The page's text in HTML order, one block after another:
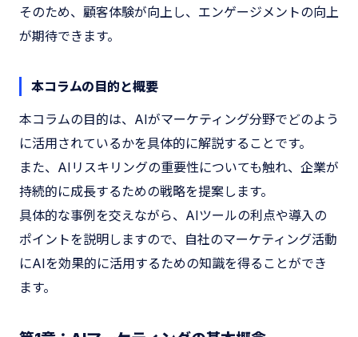
そのため、顧客体験が向上し、エンゲージメントの向上
が期待できます。
本コラムの目的と概要
本コラムの目的は、AIがマーケティング分野でどのよう
に活用されているかを具体的に解説することです。
また、AIリスキリングの重要性についても触れ、企業が
持続的に成長するための戦略を提案します。
具体的な事例を交えながら、AIツールの利点や導入の
ポイントを説明しますので、自社のマーケティング活動
にAIを効果的に活用するための知識を得ることができ
ます。